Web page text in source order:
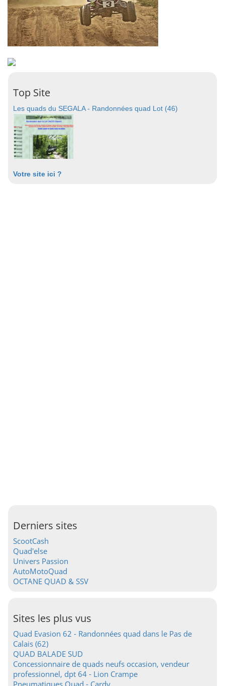
Top Site
Les quads du SEGALA - Randonnées quad Lot (46)
Votre site ici ?
Derniers sites
ScootCash
Quad'else
Univers Passion
AutoMotoQuad
OCTANE QUAD & SSV
Sites les plus vus
Quad Evasion 62 - Randonnées quad dans le Pas de
Calais (62)
QUAD BALADE SUD
Concessionnaire de quads neufs occasion, vendeur
professionnel, dpt 64 - Lion Crampe
Pneumatiques Quad - Cardy